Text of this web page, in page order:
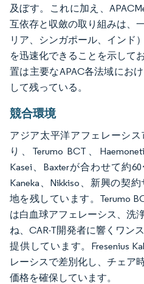
及ぼす。これに加え、
互依存と収斂の取り組みは、
リア、シンガポール、インド
を迅速化できることを示して
置は主要なAPAC各法域にお
して残っている。
競合環境
アジア太平洋アフェレーシ
り、Terumo BCT、
Kasei、Baxterが合わせて約
Kaneka、Nikkiso、新興の契
地を残しています。Terumo
は白血球アフェレーシス、洗
ね、CAR-T開発者に響くワン
提供しています。Fresenius
レーシスで差別化し、チェア
価格を確保しています。